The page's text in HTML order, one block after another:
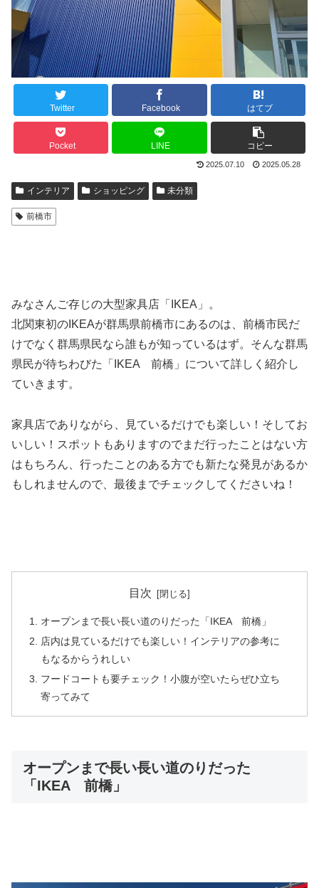
Twitter Facebook はてブ
Pocket LINE コピー
2025.07.10 2025.05.28
インテリア ショッピング 未分類
前橋市
みなさんご存じの大型家具店「IKEA」。
北関東初のIKEAが群馬県前橋市にあるのは、前橋市民だ
けでなく群馬県民なら誰もが知っているはず。そんな群馬
県民が待ちわびた「IKEA 前橋」について詳しく紹介し
ていきます。
家具店でありながら、見ているだけでも楽しい！そしてお
いしい！スポットもありますのでまだ行ったことはない方
はもちろん、行ったことのある方でも新たな発見があるか
もしれませんので、最後までチェックしてくださいね！
目次
オープンまで長い長い道のりだった「IKEA 前橋」
店内は見ているだけでも楽しい！インテリアの参考に
もなるからうれしい
フードコートも要チェック！小腹が空いたらぜひ立ち
寄ってみて
オープンまで長い長い道のりだった
「IKEA 前橋」